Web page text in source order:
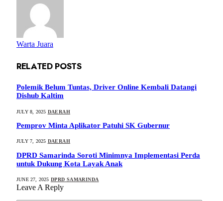
Warta Juara
RELATED POSTS
Polemik Belum Tuntas, Driver Online Kembali Datangi
Dishub Kaltim
JULY 8, 2025 DAERAH
Pemprov Minta Aplikator Patuhi SK Gubernur
JULY 7, 2025 DAERAH
DPRD Samarinda Soroti Minimnya Implementasi Perda
untuk Dukung Kota Layak Anak
JUNE 27, 2025 DPRD SAMARINDA
Leave A Reply